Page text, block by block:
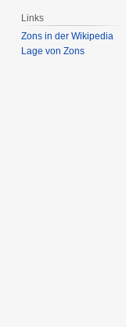
Links
Zons in der Wikipedia
Lage von Zons